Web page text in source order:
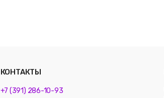
КОНТАКТЫ
+7 (391) 286-10-93